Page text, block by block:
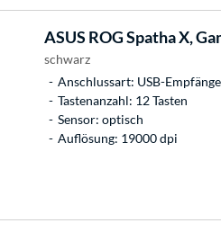
ASUS ROG Spatha X,
schwarz
Anschlussart: USB-
Tastenanzahl: 12 Tasten
Sensor: optisch
Auflösung: 19000 dpi